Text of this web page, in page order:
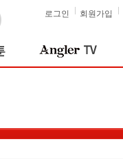
회원가입
로그인